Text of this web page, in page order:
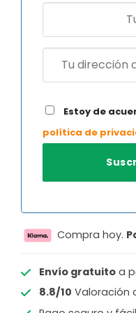
Estoy de
política de
Compra hoy.
Envío gratuitoa
8.8/10 Valoración